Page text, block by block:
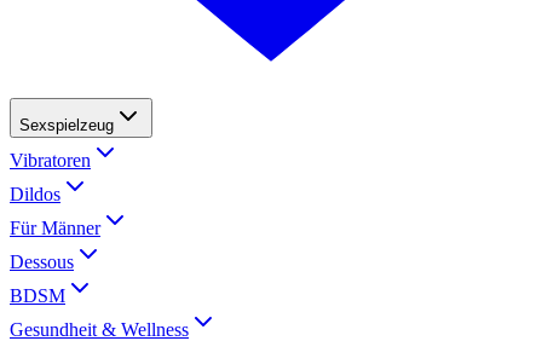
Sexspielzeug
Vibratoren
Dildos
Für Männer
Dessous
BDSM
Gesundheit & Wellness